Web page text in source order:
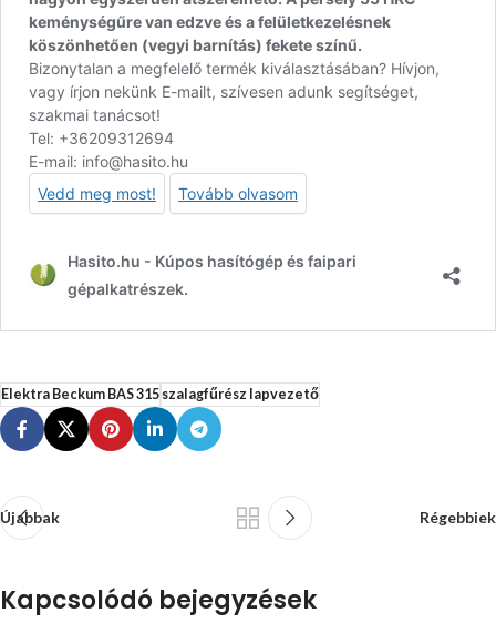
Elektra Beckum BAS 315szalagfűrész lapvezető
Újabbak Régebbiek
Kapcsolódó bejegyzések